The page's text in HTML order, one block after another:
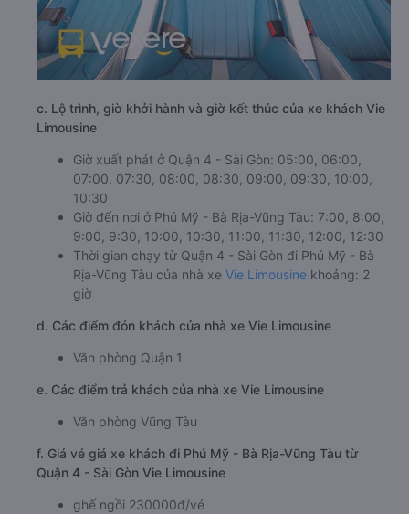
c. Lộ trình, giờ khởi hành và giờ kết thúc của xe khách Vie
Limousine
Giờ xuất phát ở Quận 4 - Sài Gòn: 05:00, 06:00,
07:00, 07:30, 08:00, 08:30, 09:00, 09:30, 10:00,
10:30
Giờ đến nơi ở Phú Mỹ - Bà Rịa-Vũng Tàu: 7:00, 8:00,
9:00, 9:30, 10:00, 10:30, 11:00, 11:30, 12:00, 12:30
Thời gian chạy từ Quận 4 - Sài Gòn đi Phú Mỹ - Bà
Rịa-Vũng Tàu của nhà xe Vie Limousine khoảng: 2
giờ
d. Các điểm đón khách của nhà xe Vie Limousine
Văn phòng Quận 1
e. Các điểm trả khách của nhà xe Vie Limousine
Văn phòng Vũng Tàu
f. Giá vé giá xe khách đi Phú Mỹ - Bà Rịa-Vũng Tàu từ
Quận 4 - Sài Gòn Vie Limousine
ghế ngồi 230000đ/vé